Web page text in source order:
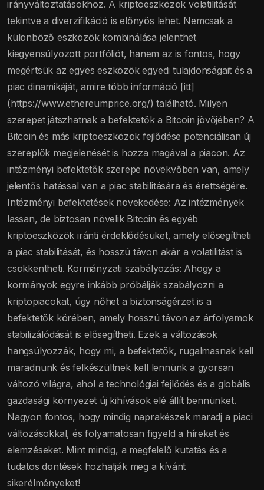
irányváltoztatásokhoz. A kriptoeszközök volatilitását
tekintve a diverzifikáció is előnyös lehet. Nemcsak a
különböző eszközök kombinálása jelenthet
kiegyensúlyozott portfóliót, hanem az is fontos, hogy
megértsük az egyes eszközök egyedi tulajdonságait és a
piac dinamikáját, amire több információ [itt]
(https://www.ethereumprice.org/) található. Milyen
szerepet játszhatnak a befektetők a Bitcoin jövőjében? A
Bitcoin és más kriptoeszközök fejlődése potenciálisan új
szereplők megjelenését is hozza magával a piacon. Az
intézményi befektetők szerepe növekvőben van, amely
jelentős hatással van a piac stabilitására és érettségére.
Intézményi befektetések növekedése: Az intézmények
lassan, de biztosan növelik Bitcoin és egyéb
kriptoeszközök iránti érdeklődésüket, amely elősegítheti
a piac stabilitását, és hosszú távon akár a volatilitást is
csökkentheti. Kormányzati szabályozás: Ahogy a
kormányok egyre inkább próbálják szabályozni a
kriptopiacokat, úgy nőhet a biztonságérzet is a
befektetők körében, amely hosszú távon az árfolyamok
stabilizálódását is elősegítheti. Ezek a változások
hangsúlyozzák, hogy mi, a befektetők, rugalmasnak kell
maradnunk és felkészültnek kell lennünk a gyorsan
változó világra, ahol a technológiai fejlődés és a globális
gazdasági környezet új kihívások elé állít bennünket.
Nagyon fontos, hogy mindig naprakészek maradj a piaci
változásokkal, és folyamatosan figyeld a híreket és
elemzéseket. Mint mindig, a megfelelő kutatás és a
tudatos döntések hozhatják meg a kívánt
sikerélményeket!